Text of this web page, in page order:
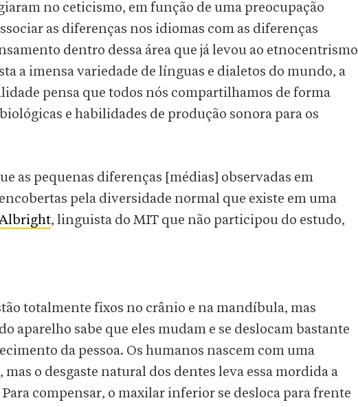
no ceticismo, em função de uma preocupação
as diferenças nos idiomas com as diferenças
dentro dessa área que já levou ao etnocentrismo
a imensa variedade de línguas e dialetos do mundo, a
pensa que todos nós compartilhamos de forma
e habilidades de produção sonora para os
as pequenas diferenças [médias] observadas em
pela diversidade normal que existe em uma
, linguista do MIT que não participou do estudo,
totalmente fixos no crânio e na mandíbula, mas
aparelho sabe que eles mudam e se deslocam bastante
da pessoa. Os humanos nascem com uma
o desgaste natural dos dentes leva essa mordida a
compensar, o maxilar inferior se desloca para frente